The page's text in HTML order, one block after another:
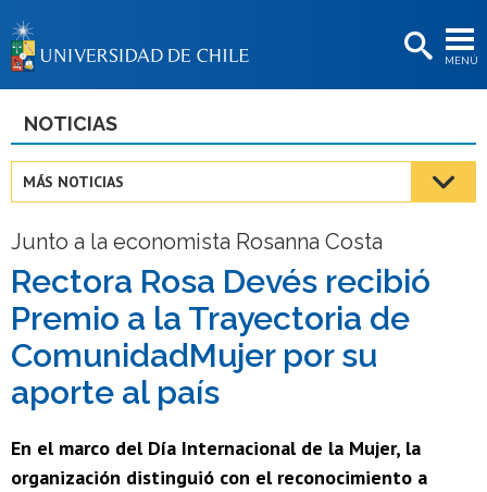
MENÚ
BIBLIOTECAS
Estudiantes
Académicas/os
Funcionarias/os
Egresadas/os
NOTICIAS
MÁS NOTICIAS
Junto a la economista Rosanna Costa
Rectora Rosa Devés recibió
Premio a la Trayectoria de
ComunidadMujer por su
aporte al país
En el marco del Día Internacional de la Mujer, la
organización distinguió con el reconocimiento a